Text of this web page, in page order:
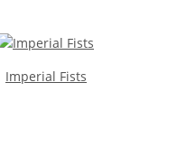
Imperial Fists